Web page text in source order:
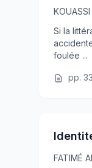
Si la
foulée ...
pp.
FATIMÉ